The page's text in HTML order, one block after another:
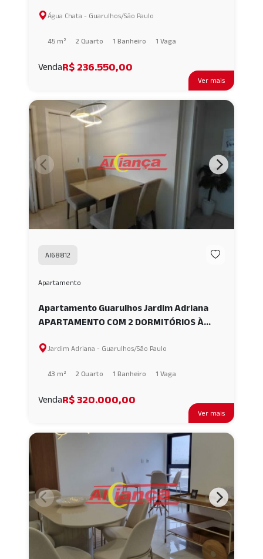
Ver mais
GUARULHOS/SP AI62169
Água Chata - Guarulhos/São Paulo
45 m² 2 Quarto 1 Banheiro 1 Vaga
VendaR$ 236.550,00
Ver mais
AI68812
Apartamento
Apartamento Guarulhos Jardim Adriana
APARTAMENTO COM 2 DORMITÓRIOS À
GUARULHOS/SP AI68812
Jardim Adriana - Guarulhos/São Paulo
43 m² 2 Quarto 1 Banheiro 1 Vaga
VendaR$ 320.000,00